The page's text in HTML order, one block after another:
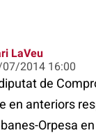
LaVeu
2014 16:00
de
en anteriors
Orpesa